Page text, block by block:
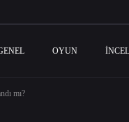
OYUN
mı?